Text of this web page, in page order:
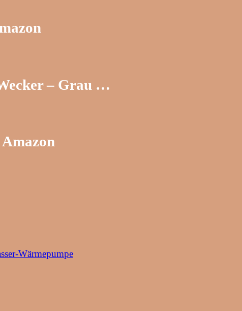
– Grau …
Wärmepumpe